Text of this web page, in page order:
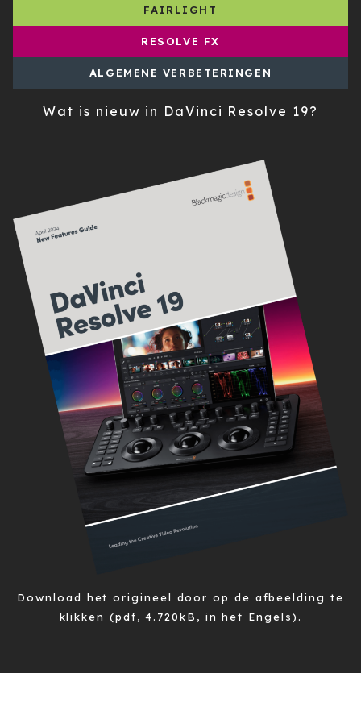
FAIRLIGHT
RESOLVE FX
ALGEMENE VERBETERINGEN
Wat is nieuw in DaVinci Resolve 19?
Download het origineel door op de afbeelding te
klikken (pdf, 4.720kB, in het Engels).